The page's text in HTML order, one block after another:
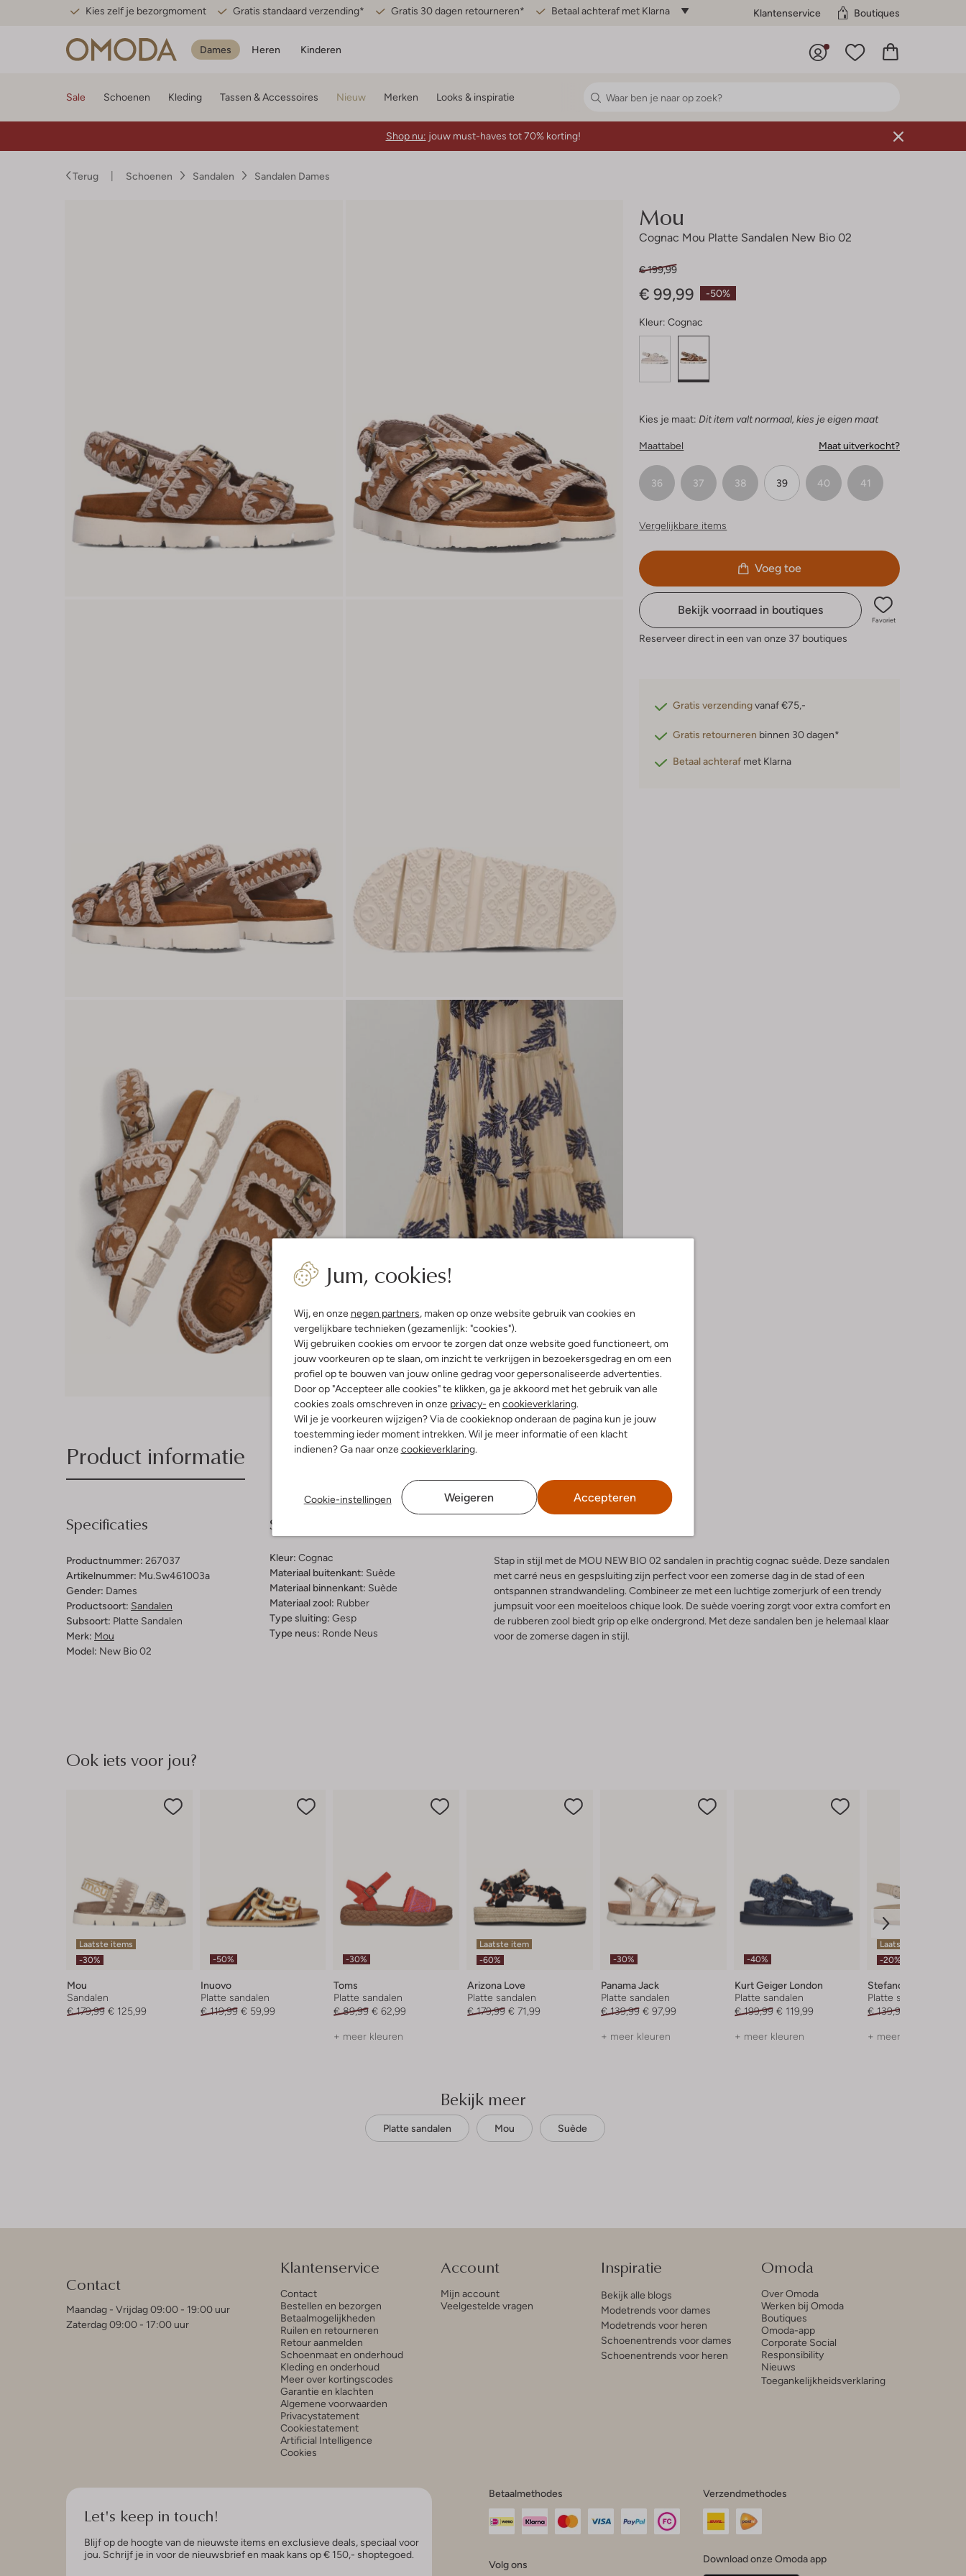
Kies zelf je bezorgmoment Gratis standaard verzending* Gratis 30 dagen retourneren* Betaal achteraf met Klarna Klantenservice Boutiques
Dames Heren Kinderen
Jum, cookies!
Wij, en onze negen partners, maken op onze website gebruik van cookies en
vergelijkbare technieken (gezamenlijk: "cookies").
Wij gebruiken cookies om ervoor te zorgen dat onze website goed functioneert, om
jouw voorkeuren op te slaan, om inzicht te verkrijgen in bezoekersgedrag en om een
profiel op te bouwen van jouw online gedrag voor gepersonaliseerde advertenties.
Door op "Accepteer alle cookies" te klikken, ga je akkoord met het gebruik van alle
cookies zoals omschreven in onze privacy- en cookieverklaring.
Wil je je voorkeuren wijzigen? Via de cookieknop onderaan de pagina kun je jouw
toestemming ieder moment intrekken. Wil je meer informatie of een klacht
indienen? Ga naar onzecookieverklaring.
Cookie-instellingen Weigeren Accepteren
Sale Schoenen Kleding Tassen & Accessoires Nieuw Merken Looks & inspiratie
Shop nu: jouw must-haves tot 70% korting!
Terug Schoenen Sandalen Sandalen Dames
Mou
Cognac Mou Platte Sandalen New Bio 02
-50%
€ 199,99
€ 99,99
Kleur: Cognac
Kies je maat: Dit item valt normaal, kies je eigen maat
Maattabel Maat uitverkocht?
36 37 38 39 40 41
Vergelijkbare items
Voeg toe
Bekijk voorraad in boutiques
Favoriet
Reserveer direct in een van onze 37 boutiques
Gratis verzendingvanaf €75,-
Gratis retourneren binnen 30 dagen*
Betaal achteraf met Klarna
Product informatie Bezorgen & retourneren
Specificaties
Productnummer: 267037
Artikelnummer: Mu.sw461003a
Gender: Dames
Productsoort: Sandalen
Subsoort: Platte Sandalen
Merk: Mou
Model: New Bio 02
Samenstelling & Pasvorm
Kleur: Cognac
Materiaal buitenkant: Suède
Materiaal binnenkant: Suède
Materiaal zool: Rubber
Type sluiting: Gesp
Type neus: Ronde Neus
Stap in stijl met de MOU NEW BIO 02 sandalen in prachtig cognac suède. Deze sandalen
met carré neus en gespsluiting zijn perfect voor een zomerse dag in de stad of een
ontspannen strandwandeling. Combineer ze met een luchtige zomerjurk of een trendy
jumpsuit voor een moeiteloos chique look. De suède voering zorgt voor extra comfort en
de rubberen zool biedt grip op elke ondergrond. Met deze sandalen ben je helemaal klaar
voor de zomerse dagen in stijl.
Ook iets voor jou?
Laatste items
-30%
Mou
Sandalen
€ 179,99 € 125,99
-50%
Inuovo
Platte sandalen
€ 119,99 € 59,99
-30%
Toms
Platte sandalen
€ 89,99 € 62,99
+ meer kleuren
Laatste item
-60%
Arizona Love
Platte sandalen
€ 179,99 € 71,99
-30%
Panama Jack
Platte sandalen
€ 139,99 € 97,99
+ meer kleuren
-40%
Kurt Geiger London
Platte sandalen
€ 199,99 € 119,99
+ meer kleuren
Laatste items
-20%
Stefano Lauran
Platte sandalen
€ 139,99
+ meer kleuren
Bekijk meer
Platte sandalen Mou Suède
Contact
Maandag - Vrijdag 09:00 - 19:00 uur
Zaterdag 09:00 - 17:00 uur
Klantenservice
Contact
Bestellen en bezorgen
Betaalmogelijkheden
Ruilen en retourneren
Retour aanmelden
Schoenmaat en onderhoud
Kleding en onderhoud
Meer over kortingscodes
Garantie en klachten
Algemene voorwaarden
Privacystatement
Cookiestatement
Artificial Intelligence
Cookies
Account
Mijn account
Veelgestelde vragen
Inspiratie
Bekijk alle blogs
Modetrends voor dames
Modetrends voor heren
Schoenentrends voor dames
Schoenentrends voor heren
Omoda
Over Omoda
Werken bij Omoda
Boutiques
Omoda-app
Corporate Social
Responsibility
Nieuws
Toegankelijkheidsverklaring
Let's keep in touch!
Blijf op de hoogte van de nieuwste items en exclusieve deals, speciaal voor
jou. Schrijf je in voor de nieuwsbrief en maak kans op € 150,- shoptegoed.
Betaalmethodes
Volg ons
Verzendmethodes
Download onze Omoda app